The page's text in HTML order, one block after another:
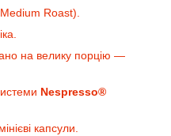
Roast).
на велику порцію —
Nespresso®
капсули.